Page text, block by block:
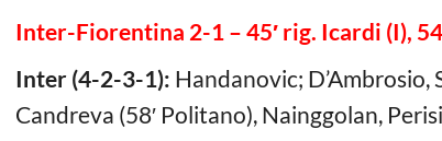
Inter-Fiorentina 2-1 – 45′ rig. Icardi (I),
Inter (4-2-3-1): Handanovic; D’Ambrosio,
Candreva (58′ Politano), Nainggolan,